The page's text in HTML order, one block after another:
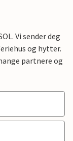
Vi sender deg
og hytter.
partnere og